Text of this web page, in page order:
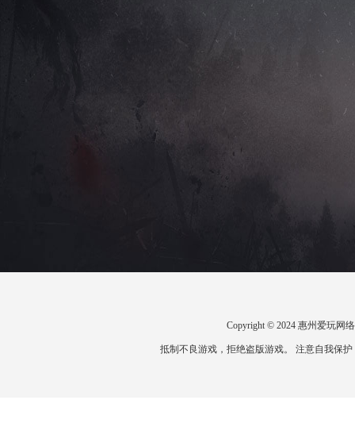
Copyright © 2024 惠州爱玩网
抵制不良游戏，拒绝盗版游戏。 注意自我保